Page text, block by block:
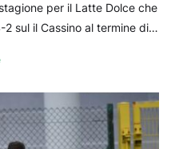
per il Latte Dolce che
sul il Cassino al termine di